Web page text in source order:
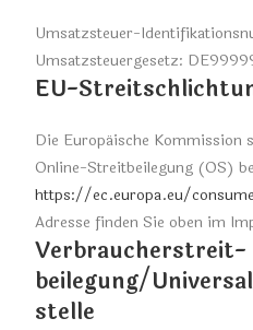
Umsatzsteuer-
Umsatzsteuergesetz:
EU-
Die Europäische Kommission
Online-Streitbeilegung (OS)
https://ec.europa.eu/
Adresse finden Sie oben im
Verbraucher­streit­
beilegung/
stelle